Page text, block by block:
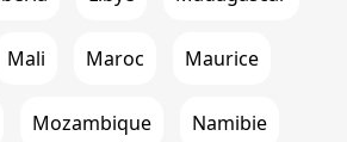
Mali Maroc Maurice
Mozambique Namibie